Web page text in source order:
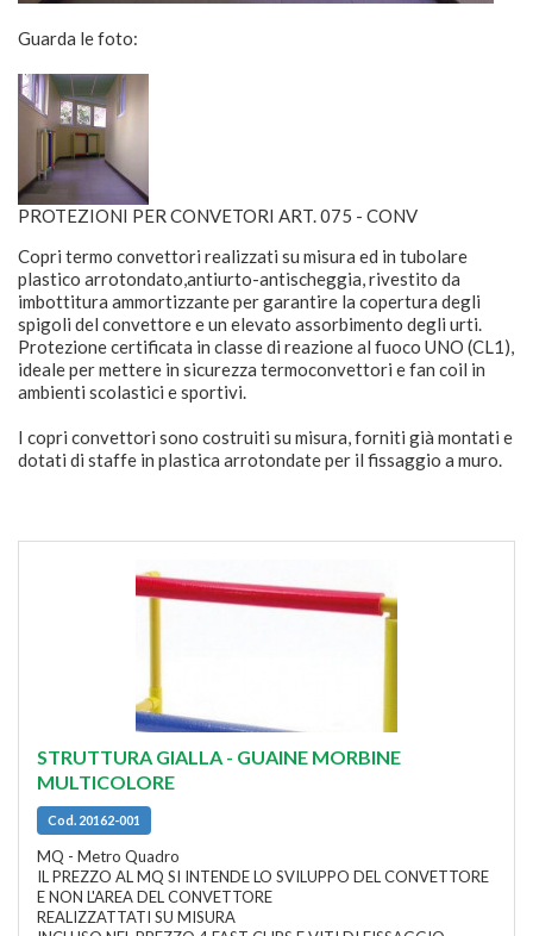
Guarda le foto:
PROTEZIONI PER CONVETORI ART. 075 - CONV
Copri termo convettori realizzati su misura ed in tubolare
plastico arrotondato,antiurto-antischeggia, rivestito da
imbottitura ammortizzante per garantire la copertura degli
spigoli del convettore e un elevato assorbimento degli urti.
Protezione certificata in classe di reazione al fuoco UNO (CL1),
ideale per mettere in sicurezza termoconvettori e fan coil in
ambienti scolastici e sportivi.
I copri convettori sono costruiti su misura, forniti già montati e
dotati di staffe in plastica arrotondate per il fissaggio a muro.
STRUTTURA GIALLA - GUAINE MORBINE
MULTICOLORE
Cod. 20162-001
MQ - Metro Quadro
IL PREZZO AL MQ SI INTENDE LO SVILUPPO DEL CONVETTORE
E NON L'AREA DEL CONVETTORE
REALIZZATTATI SU MISURA